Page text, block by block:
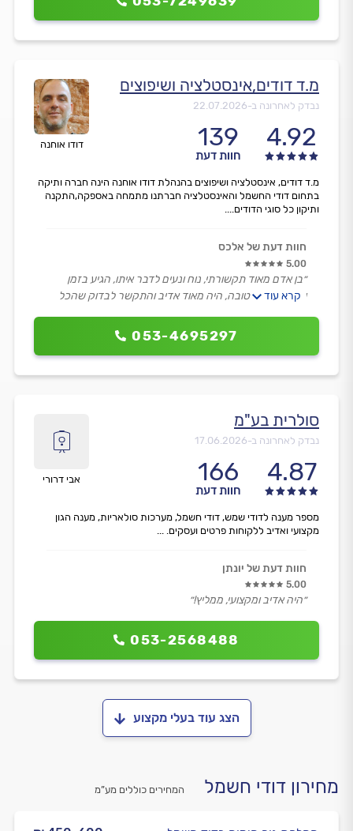
דודו אוחנה
מ.ד דודים,אינסטלציה ושיפוצים
נבדק לאחרונה ב-22.07.2026
4.92
139
חוות דעת
053-4695297
מ.ד דודים, אינסטלציה ושיפוצים בהנהלת דודו אוחנה הינה חברה ותיקה
בתחום דודי החשמל והאינסטלציה חברתנו מתמחה באספקה,התקנה
ותיקון כל סוגי הדודים....
חוות דעת של אלכס
5.00
״בן אדם מאוד תקשורתי, נוח ונעים לדבר איתו, הגיע בזמן
ועשה עבודה טובה, היה מאוד אדיב והתקשר לבדוק שהכל
קרא עוד
אבי דרורי
סולרית בע"מ
נבדק לאחרונה ב-17.06.2026
4.87
166
חוות דעת
053-2568488
מספר מענה לדודי שמש, דודי חשמל, מערכות סולאריות, מענה הגון
מקצועי ואדיב ללקוחות פרטים ועסקים. ...
חוות דעת של יונתן
5.00
״היה אדיב ומקצועי, ממליץ!״
הצג עוד בעלי מקצוע
מחירון דודי חשמל המחירים כוללים מע”מ